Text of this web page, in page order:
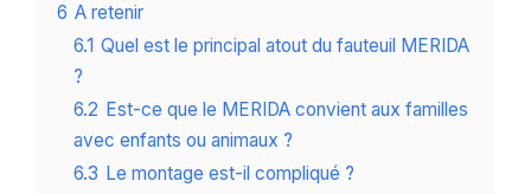
6 A retenir
6.1 Quel est le principal atout du fauteuil MERIDA
?
6.2 Est-ce que le MERIDA convient aux familles
avec enfants ou animaux ?
6.3 Le montage est-il compliqué ?